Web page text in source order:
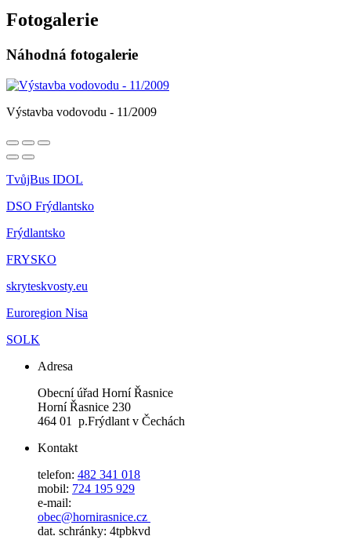
Fotogalerie
Náhodná fotogalerie
Výstavba vodovodu - 11/2009
TvůjBus IDOL
DSO Frýdlantsko
Frýdlantsko
FRYSKO
skryteskvosty.eu
Euroregion Nisa
SOLK
Adresa
Obecní úřad Horní Řasnice
Horní Řasnice 230
464 01 p.Frýdlant v Čechách
Kontakt
telefon: 482 341 018
mobil: 724 195 929
e-mail:
obec@hornirasnice.cz
dat. schránky: 4tpbkvd